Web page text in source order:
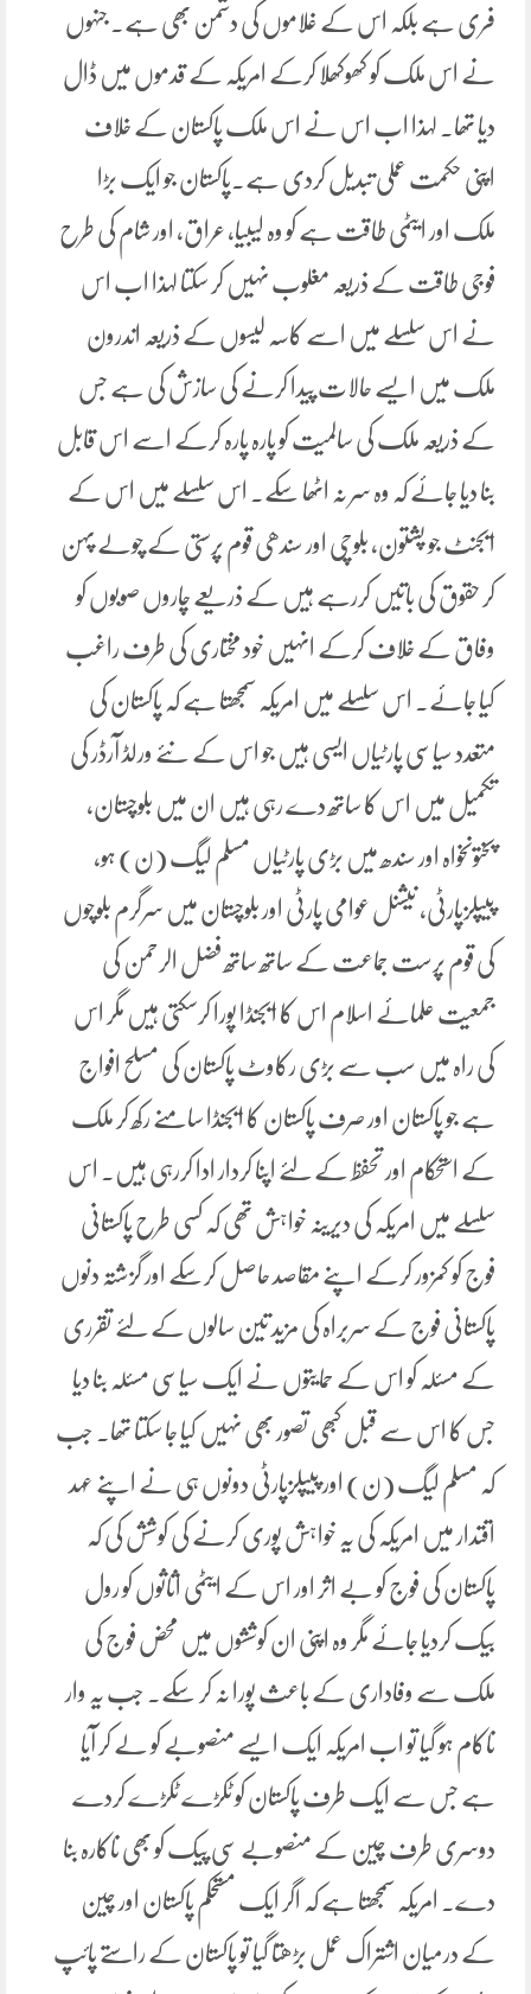
فری ہے بلکہ اس کے غلاموں کی دشمن بھی ہے۔ جنہوں
نے اس ملک کو کھوکھلا کرکے امریکہ کے قدموں میں ڈال
دیا تھا۔ لہذا اب اس نے اس ملک پاکستان کے خلاف
اپنی حکمت عملی تبدیل کردی ہے۔پاکستان جو ایک بڑا
ملک اور ایٹمی طاقت ہے کو وہ لیبیا، عراق، اور شام کی طرح
فوجی طاقت کے ذریعہ مغلوب نہیں کر سکتا لہذا اب اس
نے اس سلسلے میں اسے کاسہ لیسوں کے ذریعہ اندرون
ملک میں ایسے حالات پیدا کرنے کی سازش کی ہے جس
کے ذریعہ ملک کی سالمیت کو پارہ پارہ کرکے اسے اس قابل
بنا دیا جائے کہ وہ سر نہ اٹھا سکے۔ اس سلسلے میں اس کے
ایجنٹ جو پشتون، بلوچی اور سندھی قوم پرستی کے چولے پہن
کر حقوق کی باتیں کررہے ہیں کے ذریعے چاروں صوبوں کو
وفاق کے خلاف کرکے انہیں خود مختاری کی طرف راغب
کیا جائے۔ اس سلسلے میں امریکہ سمجھتا ہے کہ پاکستان کی
متعدد سیاسی پارٹیاں ایسی ہیں جو اس کے نئے ورلڈ آرڈر کی
تکمیل میں اس کا ساتھ دے رہی ہیں ان میں بلوچستان،
پختونخواہ اور سندھ میں بڑی پارٹیاں مسلم لیگ (ن) ہو،
پیپلزپارٹی، نیشنل عوامی پارٹی اور بلوچستان میں سرگرم بلوچوں
کی قوم پرست جماعت کے ساتھ ساتھ فضل الرحمن کی
جمعیت علمائے اسلام اس کا ایجنڈا پورا کرسکتی ہیں مگر اس
کی راہ میں سب سے بڑی رکاوٹ پاکستان کی مسلح افواج
ہے جو پاکستان اور صرف پاکستان کا ایجنڈا سامنے رکھ کر ملک
کے استحکام اور تحفظ کے لئے اپنا کردار ادا کررہی ہیں۔ اس
سلسلے میں امریکہ کی دیرینہ خواہش تھی کہ کسی طرح پاکستانی
فوج کو کمزور کرکے اپنے مقاصد حاصل کرسکے اور گزشتہ دنوں
پاکستانی فوج کے سربراہ کی مزید تین سالوں کے لئے تقرری
کے مسئلہ کو اس کے حمایتوں نے ایک سیاسی مسئلہ بنا دیا
جس کا اس سے قبل کبھی تصور بھی نہیں کیا جا سکتا تھا۔ جب
کہ مسلم لیگ (ن) اور پیپلزپارٹی دونوں ہی نے اپنے عہد
اقتدار میں امریکہ کی یہ خواہش پوری کرنے کی کوشش کی کہ
پاکستان کی فوج کو بے اثر اور اس کے ایٹمی اثاثوں کو رول
بیک کردیا جائے مگر وہ اپنی ان کوششوں میں محض فوج کی
ملک سے وفاداری کے باعث پورا نہ کر سکے۔ جب یہ وار
ناکام ہو گیا تو اب امریکہ ایک ایسے منصوبے کو لے کر آیا
ہے جس سے ایک طرف پاکستان کو ٹکڑے ٹکڑے کردے
دوسری طرف چین کے منصوبے سی پیک کو بھی ناکارہ بنا
دے۔ امریکہ سمجھتا ہے کہ اگر ایک مستحکم پاکستان اور چین
کے درمیان اشتراک عمل بڑھتا گیا تو پاکستان کے راستے پائپ